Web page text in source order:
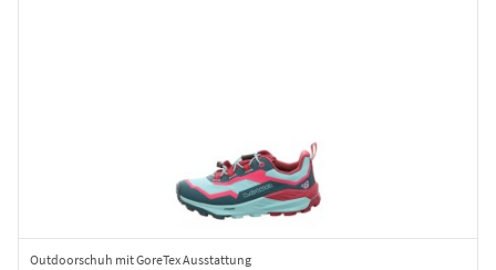
Outdoorschuh mit GoreTex Ausstattung